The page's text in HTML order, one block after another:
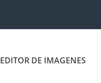
EDITOR DE IMAGENES